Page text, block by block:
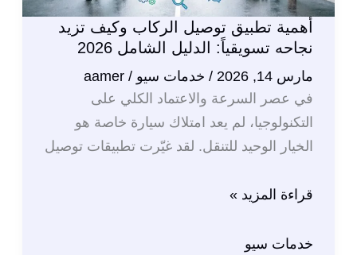
أهمية تطبيق توصيل الركاب وكيف تزيد
نجاحه تسويقياً: الدليل الشامل 2026
مارس 14, 2026 / خدمات سيو /
aamer
في عصر السرعة والاعتماد الكلي على
التكنولوجيا، لم يعد امتلاك سيارة خاصة هو
الخيار الوحيد للتنقل. لقد غيّرت تطبيقات توصيل
أهمية
توصيل
قراءة المزيد »
خدمات سيو